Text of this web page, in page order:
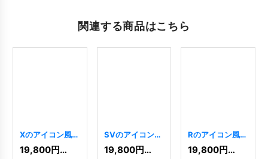
関連する商品はこちら
Xのアイコン風ロ
ゴ
3224]
19,800円(税込)
SVのアイコン風
ロゴ[2944
19,800円(税込)
Rのアイコン風ロ
ゴ
3844]
19,800円(税込)